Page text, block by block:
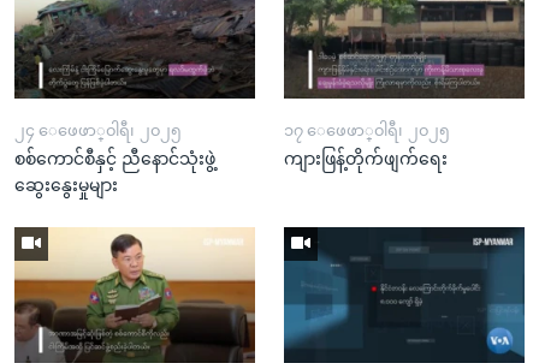
၂၄ ေဖေဖာ္၀ါရီ၊ ၂၀၂၅
စစ်ကောင်စီနှင့် ညီနောင်သုံးဖွဲ့
ဆွေးနွေးမှုများ
၁၇ ေဖေဖာ္၀ါရီ၊ ၂၀၂၅
ကျားဖြန့်တိုက်ဖျက်ရေး